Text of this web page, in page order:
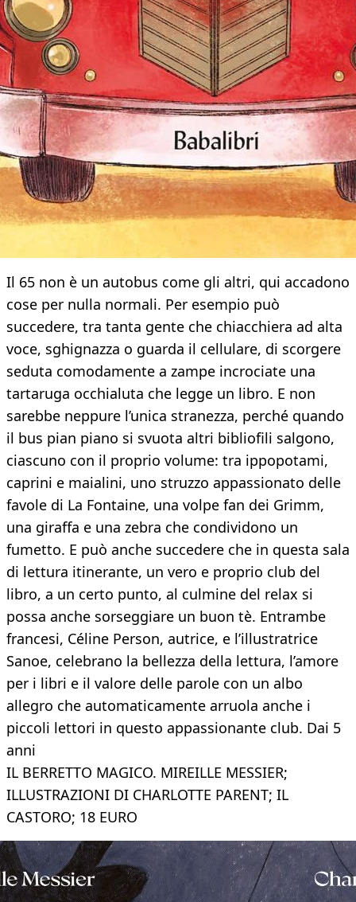
Il 65 non è un autobus come gli altri, qui accadono
cose per nulla normali. Per esempio può
succedere, tra tanta gente che chiacchiera ad alta
voce, sghignazza o guarda il cellulare, di scorgere
seduta comodamente a zampe incrociate una
tartaruga occhialuta che legge un libro. E non
sarebbe neppure l’unica stranezza, perché quando
il bus pian piano si svuota altri bibliofili salgono,
ciascuno con il proprio volume: tra ippopotami,
caprini e maialini, uno struzzo appassionato delle
favole di La Fontaine, una volpe fan dei Grimm,
una giraffa e una zebra che condividono un
fumetto. E può anche succedere che in questa sala
di lettura itinerante, un vero e proprio club del
libro, a un certo punto, al culmine del relax si
possa anche sorseggiare un buon tè. Entrambe
francesi, Céline Person, autrice, e l’illustratrice
Sanoe, celebrano la bellezza della lettura, l’amore
per i libri e il valore delle parole con un albo
allegro che automaticamente arruola anche i
piccoli lettori in questo appassionante club. Dai 5
anni
IL BERRETTO MAGICO. MIREILLE MESSIER;
ILLUSTRAZIONI DI CHARLOTTE PARENT; IL
CASTORO; 18 EURO